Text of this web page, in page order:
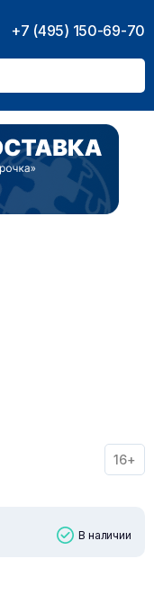
+7 (495) 150-69-70
16+
В наличии